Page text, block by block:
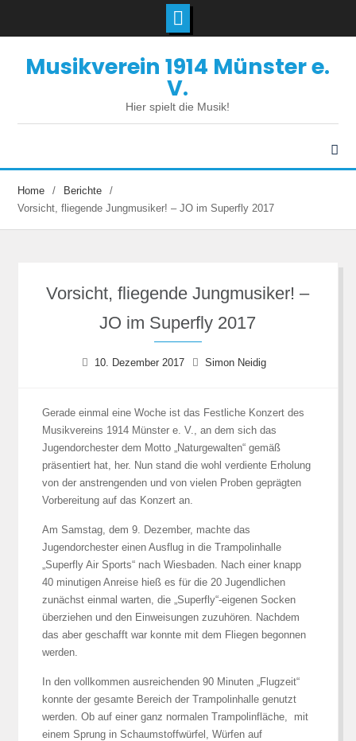
Musikverein 1914 Münster e.
V.
Hier spielt die Musik!
Home
Berichte
Vorsicht, fliegende Jungmusiker! – JO im Superfly 2017
Vorsicht, fliegende Jungmusiker! –
JO im Superfly 2017
10. Dezember 2017 Simon Neidig
Gerade einmal eine Woche ist das Festliche Konzert des
Musikvereins 1914 Münster e. V., an dem sich das
Jugendorchester dem Motto „Naturgewalten“ gemäß
präsentiert hat, her. Nun stand die wohl verdiente Erholung
von der anstrengenden und von vielen Proben geprägten
Vorbereitung auf das Konzert an.
Am Samstag, dem 9. Dezember, machte das
Jugendorchester einen Ausflug in die Trampolinhalle
„Superfly Air Sports“ nach Wiesbaden. Nach einer knapp
40 minutigen Anreise hieß es für die 20 Jugendlichen
zunächst einmal warten, die „Superfly“-eigenen Socken
überziehen und den Einweisungen zuzuhören. Nachdem
das aber geschafft war konnte mit dem Fliegen begonnen
werden.
In den vollkommen ausreichenden 90 Minuten „Flugzeit“
konnte der gesamte Bereich der Trampolinhalle genutzt
werden. Ob auf einer ganz normalen Trampolinfläche, mit
einem Sprung in Schaumstoffwürfel, Würfen auf